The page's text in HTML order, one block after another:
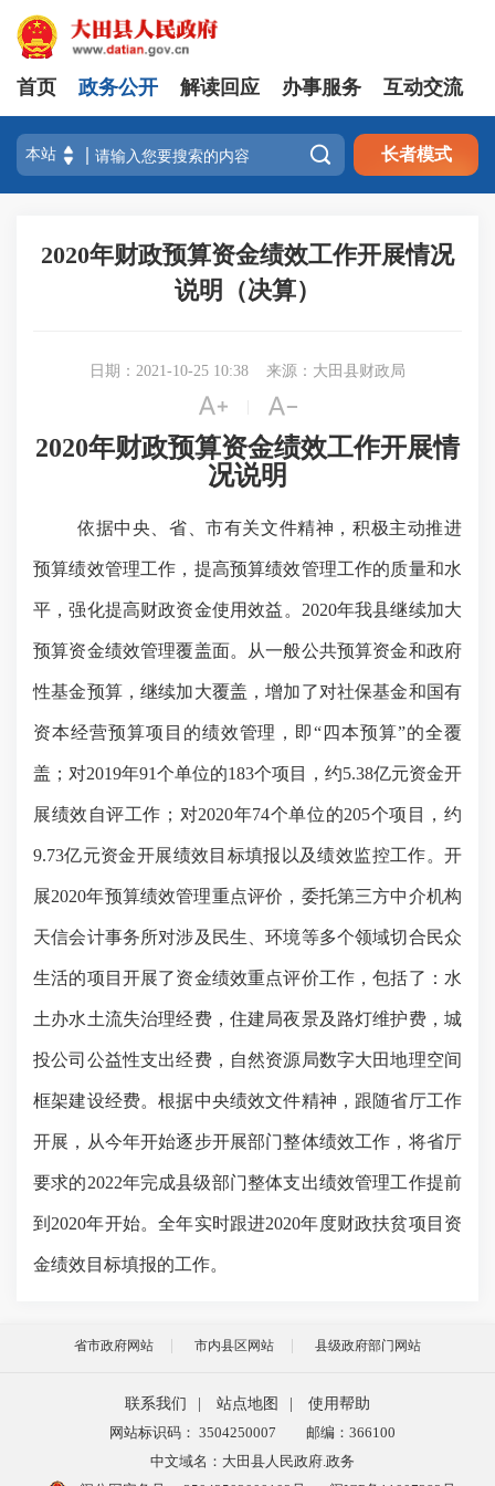
首页 政务公开 解读回应 办事服务 互动交流
 长者模式
2020年财政预算资金绩效工作开展情况
说明（决算）
日期：2021-10-25 10:38 来源：大田县财政局
 
2020年财政预算资金绩效工作开展情
况说明
依据中央、省、市有关文件精神，积极主动推进
预算绩效管理工作，提高预算绩效管理工作的质量和水
平，强化提高财政资金使用效益。 2020年我县继续加大
预算资金绩效管理覆盖面。从一般公共预算资金和政府
性基金预算，继续加大覆盖，增加了对社保基金和国有
资本经营预算项目的绩效管理，即“四本预算”的全覆
盖；对2019年91个单位的183个项目，约5.38亿元资金开
展绩效自评工作；对2020年74个单位的205个项目，约
9.73亿元资金开展绩效目标填报以及绩效监控工作。开
展2020年预算绩效管理重点评价，委托第三方中介机构
天信会计事务所对涉及民生、环境等多个领域切合民众
生活的项目开展了资金绩效重点评价工作，包括了：水
土办水土流失治理经费，住建局夜景及路灯维护费，城
投公司公益性支出经费，自然资源局数字大田地理空间
框架建设经费。根据中央绩效文件精神，跟随省厅工作
开展，从今年开始逐步开展部门整体绩效工作，将省厅
要求的2022年完成县级部门整体支出绩效管理工作提前
到2020年开始。全年实时跟进2020年度财政扶贫项目资
金绩效目标填报的工作。
省市政府网站 市内县区网站 县级政府部门网站
联系我们 站点地图
使用帮助
网站标识码： 3504250007
邮编：366100
中文域名：大田县人民政府.政务